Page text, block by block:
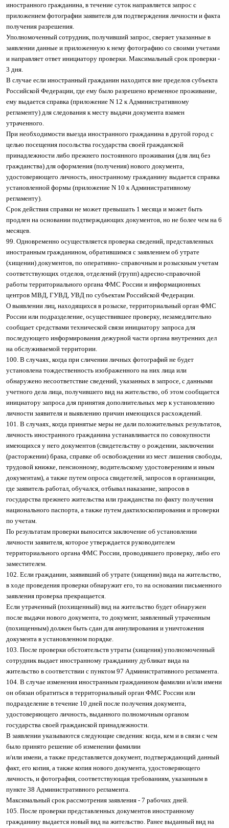
иностранного гражданина, в течение суток направляется запрос с
приложением фотографии заявителя для подтверждения личности и факта
получения разрешения.
Уполномоченный сотрудник, получивший запрос, сверяет указанные в
заявлении данные и приложенную к нему фотографию со своими учетами
и направляет ответ инициатору проверки. Максимальный срок проверки -
3 дня.
В случае если иностранный гражданин находится вне пределов субъекта
Российской Федерации, где ему было разрешено временное проживание,
ему выдается справка (приложение N 12 к Административному
регламенту) для следования к месту выдачи документа взамен
утраченного.
При необходимости выезда иностранного гражданина в другой город с
целью посещения посольства государства своей гражданской
принадлежности либо прежнего постоянного проживания (для лиц без
гражданства) для оформления (получения) нового документа,
удостоверяющего личность, иностранному гражданину выдается справка
установленной формы (приложение N 10 к Административному
регламенту).
Срок действия справки не может превышать 1 месяца и может быть
продлен на основании подтверждающих документов, но не более чем на 6
месяцев.
99. Одновременно осуществляется проверка сведений, представленных
иностранным гражданином, обратившимся с заявлением об утрате
(хищении) документов, по оперативно- справочным и розыскным учетам
соответствующих отделов, отделений (групп) адресно-справочной
работы территориального органа ФМС России и информационных
центров МВД, ГУВД, УВД по субъектам Российской Федерации.
О выявлении лиц, находящихся в розыске, территориальный орган ФМС
России или подразделение, осуществившее проверку, незамедлительно
сообщает средствами технической связи инициатору запроса для
последующего информирования дежурной части органа внутренних дел
на обслуживаемой территории.
100. В случаях, когда при сличении личных фотографий не будет
установлена тождественность изображенного на них лица или
обнаружено несоответствие сведений, указанных в запросе, с данными
учетного дела лица, получившего вид на жительство, об этом сообщается
инициатору запроса для принятия дополнительных мер к установлению
личности заявителя и выявлению причин имеющихся расхождений.
101. В случаях, когда принятые меры не дали положительных результатов,
личность иностранного гражданина устанавливается по совокупности
имеющихся у него документов (свидетельству о рождении, заключении
(расторжении) брака, справке об освобождении из мест лишения свободы,
трудовой книжке, пенсионному, водительскому удостоверениям и иным
документам), а также путем опроса свидетелей, запросов в организации,
где заявитель работал, обучался, отбывал наказание, запросов в
государства прежнего жительства или гражданства по факту получения
национального паспорта, а также путем дактилоскопирования и проверки
по учетам.
По результатам проверки выносится заключение об установлении
личности заявителя, которое утверждается руководителем
территориального органа ФМС России, проводившего проверку, либо его
заместителем.
102. Если гражданин, заявивший об утрате (хищении) вида на жительство,
в ходе проведения проверки обнаружит его, то на основании письменного
заявления проверка прекращается.
Если утраченный (похищенный) вид на жительство будет обнаружен
после выдачи нового документа, то документ, заявленный утраченным
(похищенным) должен быть сдан для аннулирования и уничтожения
документа в установленном порядке.
103. После проверки обстоятельств утраты (хищения) уполномоченный
сотрудник выдает иностранному гражданину дубликат вида на
жительство в соответствии с пунктом 97 Административного регламента.
104. В случае изменения иностранным гражданином фамилии и/или имени
он обязан обратиться в территориальный орган ФМС России или
подразделение в течение 10 дней после получения документа,
удостоверяющего личность, выданного полномочным органом
государства своей гражданской принадлежности.
В заявлении указываются следующие сведения: когда, кем и в связи с чем
было принято решение об изменении фамилии
и/или имени, а также представляется документ, подтверждающий данный
факт, его копия, а также копия нового документа, удостоверяющего
личность, и фотография, соответствующая требованиям, указанным в
пункте 38 Административного регламента.
Максимальный срок рассмотрения заявления - 7 рабочих дней.
105. После проверки представленных документов иностранному
гражданину выдается новый вид на жительство. Ранее выданный вид на